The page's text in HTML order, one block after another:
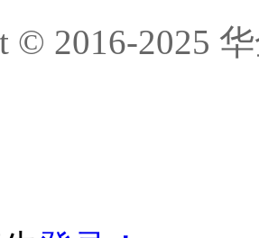
© 2016-2025